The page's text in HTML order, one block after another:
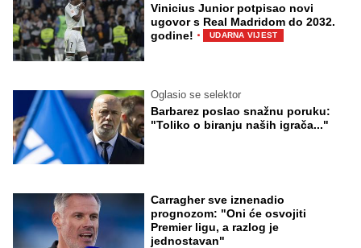
Vinicius Junior potpisao novi
ugovor s Real Madridom do 2032.
godine! · UDARNA VIJEST
Oglasio se selektor
Barbarez poslao snažnu poruku:
"Toliko o biranju naših igrača..."
Carragher sve iznenadio
prognozom: "Oni će osvojiti
Premier ligu, a razlog je
jednostavan"